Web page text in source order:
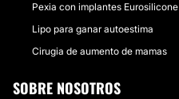
Pexia con implantes Eurosilicone
Lipo para ganar autoestima
Cirugia de aumento de mamas
SOBRE NOSOTROS